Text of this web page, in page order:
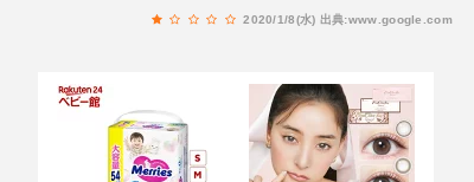
2020/1/8(水) 出典:www.google.com